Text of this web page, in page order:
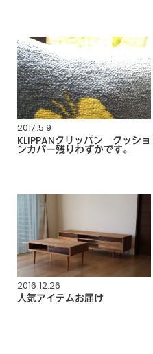
2017.5.9
KLIPPANクリッパン クッショ
ンカバー残りわずかです。
2016.12.26
人気アイテムお届け